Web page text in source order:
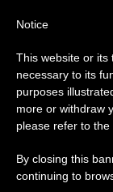
Aviso
Del 27 de
anual,
se generan
Notice
This website or its
necessary to its
purposes
more or withdraw
please refer to the
By closing this
continuing to